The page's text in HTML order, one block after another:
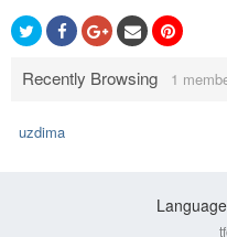
Recently Browsing 1
uzdima
Language